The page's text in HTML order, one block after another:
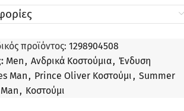
προϊόντος: 1298904508
Men , Ανδρικά Κοστούμια, Ένδυση
Man , Prince Oliver Κοστούμι , Summer
, Κοστούμι